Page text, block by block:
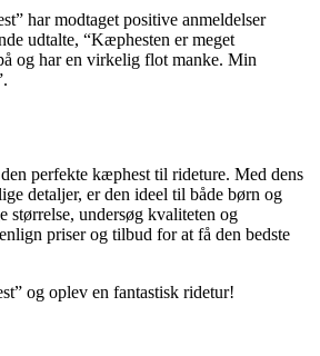
har modtaget positive anmeldelser
udtalte, “Kæphesten er meget
og har en virkelig flot manke. Min
perfekte kæphest til rideture. Med dens
detaljer, er den ideel til både børn og
undersøg kvaliteten og
priser og tilbud for at få den bedste
og oplev en fantastisk ridetur!